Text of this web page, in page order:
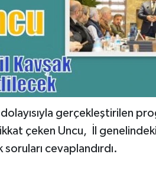
gerçekleştirilen
çeken Uncu, İl
cevaplandırdı.